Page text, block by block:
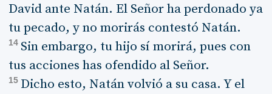
David ante Natán. El Señor ha perdonado ya
tu pecado, y no morirás contestó Natán.
14 Sin embargo, tu hijo sí morirá, pues con
tus acciones has ofendido al Señor.
15 Dicho esto, Natán volvió a su casa. Y el